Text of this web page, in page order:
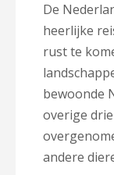
De
heerlijke
rust te
bewoonde
overige
andere